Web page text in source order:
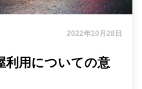
2022年10月28日
利用についての意